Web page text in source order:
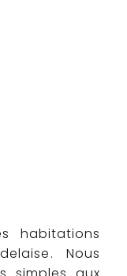
habitations
Nous